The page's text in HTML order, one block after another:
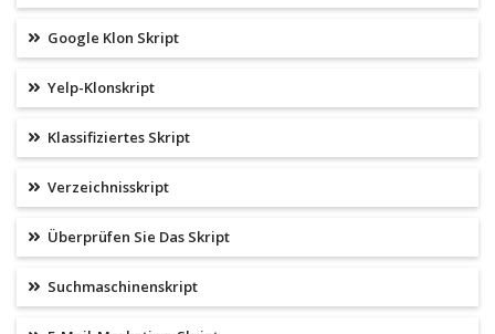
Google Klon Skript
Yelp-Klonskript
Klassifiziertes Skript
Verzeichnisskript
Überprüfen Sie Das Skript
Suchmaschinenskript